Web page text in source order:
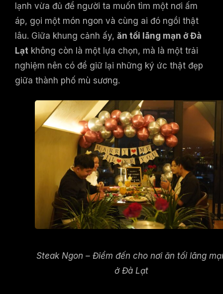
lạnh vừa đủ để người ta muốn tìm một nơi ấm
áp, gọi một món ngon và cùng ai đó ngồi thật
lâu. Giữa khung cảnh ấy, ăn tối lãng mạn ở Đà
Lạt không còn là một lựa chọn, mà là một trải
nghiệm nên có để giữ lại những ký ức thật đẹp
giữa thành phố mù sương.
Steak Ngon – Điểm đến cho nơi ăn tối lãng
ở Đà Lạt